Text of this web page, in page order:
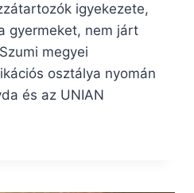
igyekezete,
gyermeket, nem járt
megyei
osztálya nyomán
és az UNIAN